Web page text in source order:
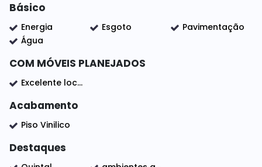
tranquilidade e não abre mão da facilidade de
acesso a cidade.
Documentação ok! Aceita financiamento
bancário.
Básico
Energia Esgoto
Pavimentação
Água
COM MÓVEIS PLANEJADOS
Excelente localização
Acabamento
Piso Vinilico
Destaques